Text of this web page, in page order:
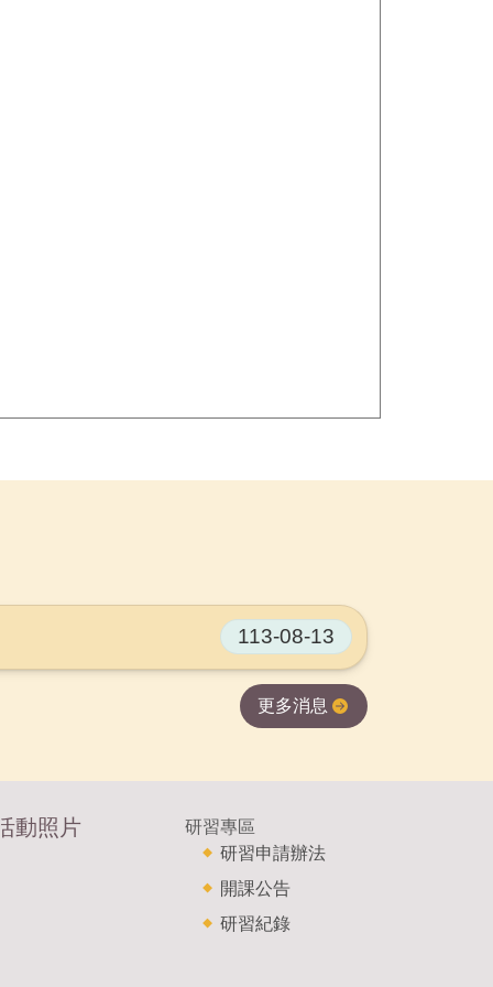
113-08-13
更多消息
動照片
研習專區
研習申請辦法
開課公告
研習紀錄